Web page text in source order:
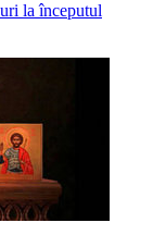
la începutul